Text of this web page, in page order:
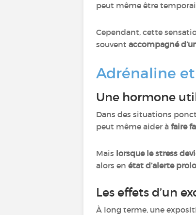
peut même être
Cependant, cette
souvent accompagné
Adrénaline
Une hormone
Dans des situations
peut même aider à faire
Mais lorsque le stress
alors en état d’alerte
Les effets d’un
À long terme, une